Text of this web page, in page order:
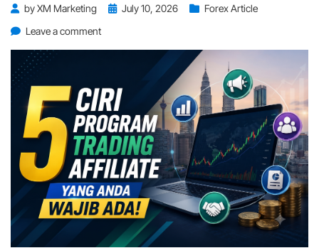
byXM Marketing
PostedJuly 10, 2026
Forex Article
Leave a commenton
Trading
Affiliate
Yang
Anda
Wajib
Ada!